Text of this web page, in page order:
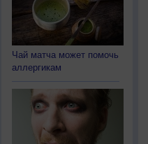
Чай матча может помочь
аллергикам